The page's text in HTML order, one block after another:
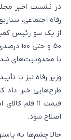
در نشست اخیر
رفاه اجتماعی،
50 و
با محدودیت‌های
وزیر رفاه نیز با
طرح‌هایی خبر داد
قیمت 11
اصلاح شود.
حالا چشم‌ها به